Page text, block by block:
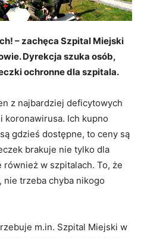
– zachęca Szpital Miejski
Dyrekcja szuka osób,
ochronne dla szpitala.
z najbardziej deficytowych
koronawirusa. Ich kupno
gdzieś dostępne, to ceny są
brakuje nie tylko dla
również w szpitalach. To, że
trzeba chyba nikogo
m.in. Szpital Miejski w